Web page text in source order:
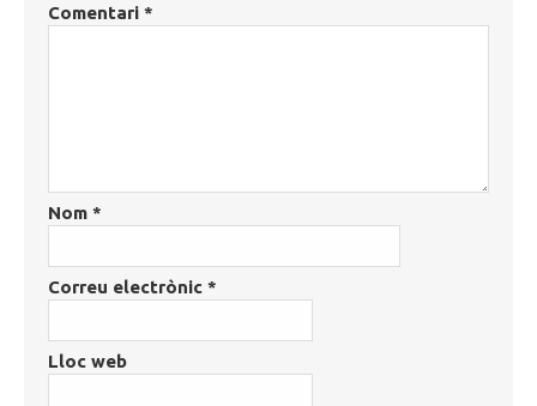
Comentari *
Nom *
Correu electrònic *
Lloc web